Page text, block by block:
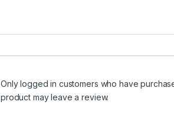
Only logged in customers who have
product may leave a review.